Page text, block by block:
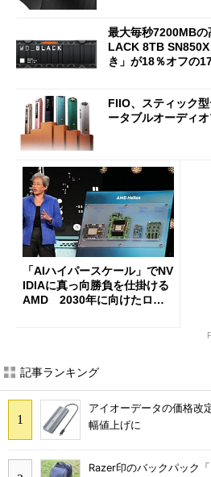
最大毎秒7200MB
LACK 8TB
き」が18％オフの
FIIO、スティック
ータブルオーディ
「AIハイパースケール」でNV
IDIAに真っ向勝負を仕掛ける
AMD 2030年に向けたロー
記事ランキング
アイオーデータの価格改
幅値上げに
Razer印のバックパック